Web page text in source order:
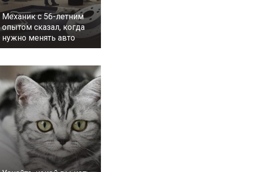
Механик с 56-летним
опытом сказал, когда
нужно менять авто